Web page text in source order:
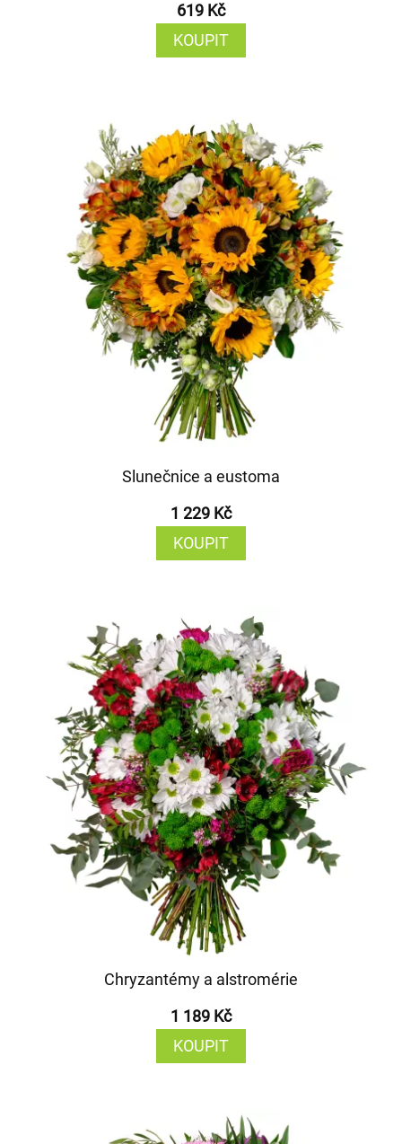
619 Kč
KOUPIT
Slunečnice a eustoma
1 229 Kč
KOUPIT
Chryzantémy a alstromérie
1 189 Kč
KOUPIT